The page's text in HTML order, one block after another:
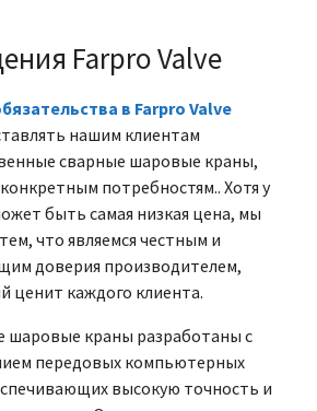
Farpro Valve
в Farpro Valve
нашим клиентам
сварные шаровые краны,
потребностям.. Хотя у
быть самая низкая цена, мы
что являемся честным и
доверия производителем,
ценит каждого клиента.
шаровые краны разработаны с
передовых компьютерных
высокую точность и